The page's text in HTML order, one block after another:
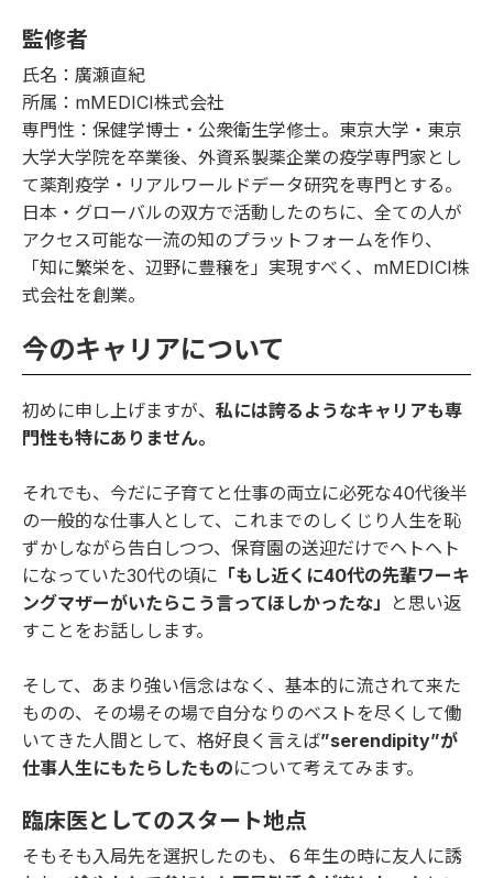
監修者
氏名：廣瀬直紀
所属：mMEDICI株式会社
専門性：保健学博士・公衆衛生学修士。東京大学・東京
大学大学院を卒業後、外資系製薬企業の疫学専門家とし
て薬剤疫学・リアルワールドデータ研究を専門とする。
日本・グローバルの双方で活動したのちに、全ての人が
アクセス可能な一流の知のプラットフォームを作り、
「知に繁栄を、辺野に豊穣を」実現すべく、mMEDICI株
式会社を創業。
今のキャリアについて
初めに申し上げますが、 私には誇るようなキャリアも専
門性も特にありません。
それでも、今だに子育てと仕事の両立に必死な40代後半
の一般的な仕事人として、これまでのしくじり人生を恥
ずかしながら告白しつつ、保育園の送迎だけでヘトヘト
になっていた30代の頃に 「もし近くに40代の先輩ワーキ
ングマザーがいたらこう言ってほしかったな」
と思い返
すことをお話しします。
そして、あまり強い信念はなく、基本的に流されて来た
ものの、その場その場で自分なりのベストを尽くして働
いてきた人間として、格好良く言えば”serendipity”が
仕事人生にもたらしたものについて考えてみます。
臨床医としてのスタート地点
そもそも入局先を選択したのも、６年生の時に友人に誘